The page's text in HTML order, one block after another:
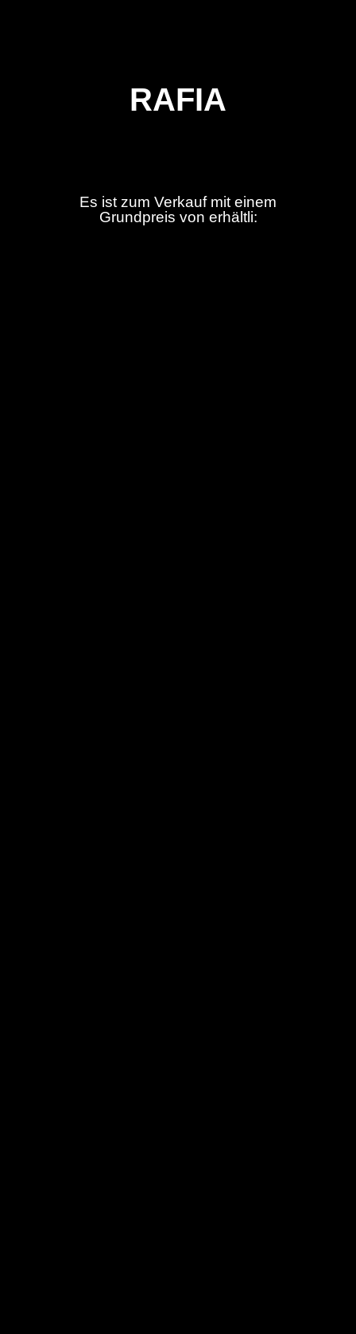
RAFIA
Es ist zum Verkauf mit einem
Grundpreis von erhältli: